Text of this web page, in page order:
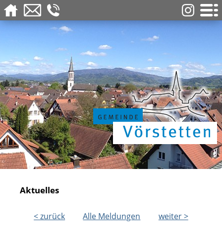
Aktuelles
< zurück Alle Meldungen weiter >